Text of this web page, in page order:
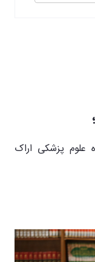
علوم پزشکی اراک